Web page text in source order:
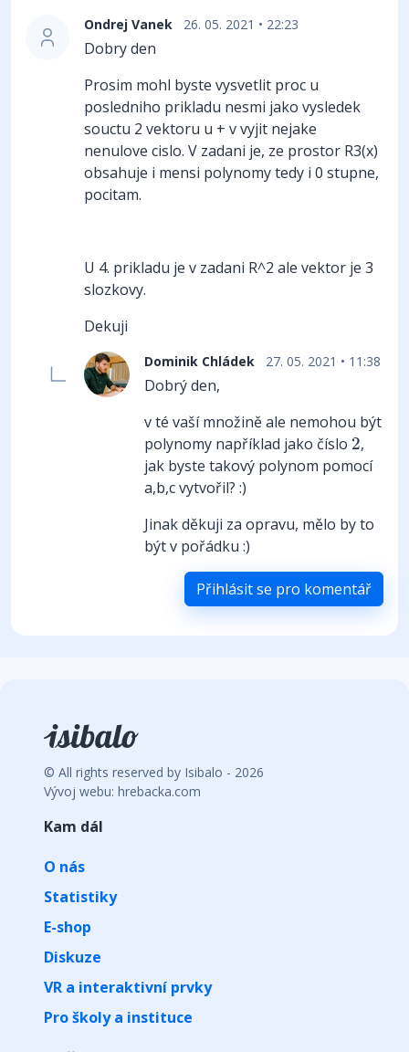
Ondrej Vanek 26. 05. 2021 • 22:23
Dobry den
Prosim mohl byste vysvetlit proc u
posledniho prikladu nesmi jako vysledek
souctu 2 vektoru u + v vyjit nejake
nenulove cislo. V zadani je, ze prostor R3(x)
obsahuje i mensi polynomy tedy i 0 stupne,
pocitam.
U 4. prikladu je v zadani R^2 ale vektor je 3
slozkovy.
Dekuji
Dominik Chládek 27. 05. 2021 • 11:38
Dobrý den,
v té vaší množině ale nemohou být
polynomy například jako číslo 2
2,
jak byste takový polynom pomocí
a,b,c vytvořil? :)
Jinak děkuji za opravu, mělo by to
být v pořádku :)
Přihlásit se pro komentář
© All rights reserved by Isibalo - 2026
Vývoj webu: hrebacka.com
Kam dál
O nás
Statistiky
E-shop
Diskuze
VR a interaktivní prvky
Pro školy a instituce